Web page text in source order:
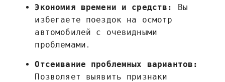
Экономия времени и средств:
Вы
избегаете поездок на осмотр
автомобилей с очевидными
проблемами․
Отсеивание проблемных вариантов:
Позволяет выявить признаки